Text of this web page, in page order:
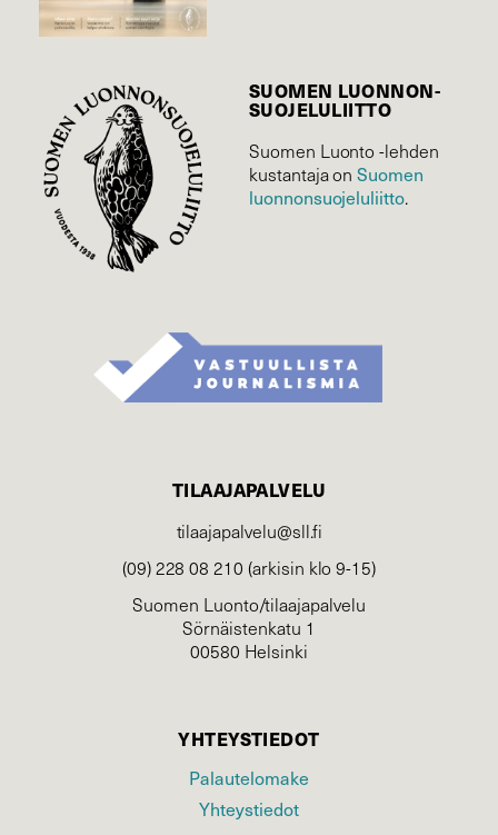
SUOMEN LUONNON­
SUOJELU­LIITTO
Suomen Luonto -lehden
kustantaja onSuomen
luonnonsuojelu­liitto.
TILAAJAPALVELU
tilaajapalvelu@sll.fi
(09) 228 08 210 (arkisin klo 9-15)
Suomen Luonto/tilaajapalvelu
Sörnäistenkatu 1
00580 Helsinki
YHTEYSTIEDOT
Palautelomake
Yhteystiedot